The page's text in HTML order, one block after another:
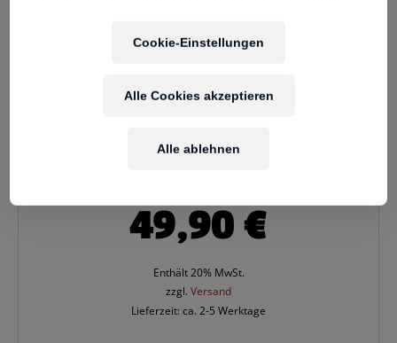
49,90 €
Enthält 20% MwSt.
zzgl. Versand
Lieferzeit: ca. 2-5 Werktage
Cookie-Einstellungen
Alle ablehnen
Alle Cookies akzeptieren